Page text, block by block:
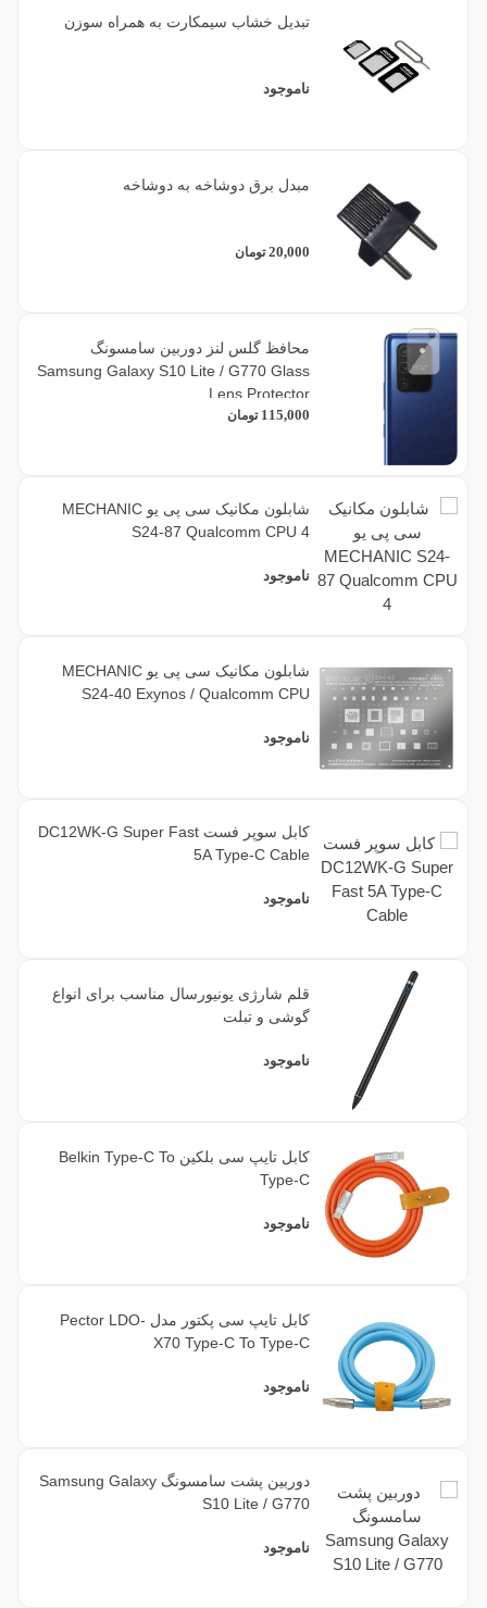
تبدیل خشاب سیمکارت به همراه سوزن
ناموجود
مبدل برق دوشاخه به دوشاخه
20,000 تومان
محافظ گلس لنز دوربین سامسونگ
Samsung Galaxy S10 Lite / G770 Glass
Lens Protector
115,000 تومان
شابلون مکانیک سی پی یو MECHANIC
S24-87 Qualcomm CPU 4
ناموجود
شابلون مکانیک سی پی یو MECHANIC
S24-40 Exynos / Qualcomm CPU
ناموجود
کابل سوپر فست DC12WK-G Super Fast
5A Type-C Cable
ناموجود
قلم شارژی یونیورسال مناسب برای انواع
گوشی و تبلت
ناموجود
کابل تایپ سی بلکین Belkin Type-C To
Type-C
ناموجود
کابل تایپ سی پکتور مدل Pector LDO-
X70 Type-C To Type-C
ناموجود
دوربین پشت سامسونگ Samsung Galaxy
S10 Lite / G770
ناموجود